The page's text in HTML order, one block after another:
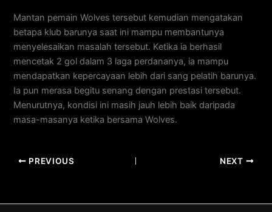
Mantan pemain Wolves tersebut kemudian mengatakan
betapa klub barunya saat ini mampu membantunya
menyelesaikan masalah tersebut. Ketika ia berhasil
mencetak 2 gol dalam 3 laga perdananya, ia mampu
mendapatkan kepercayaan lebih dari sang pelatih barunya.
Ia pun merasa begitu senang dengan prestasi tersebut.
Menurutnya, kondisi ini masih jauh lebih baik daripada
masa-masanya ketika bersama Wolves.
PREVIOUS NEXT